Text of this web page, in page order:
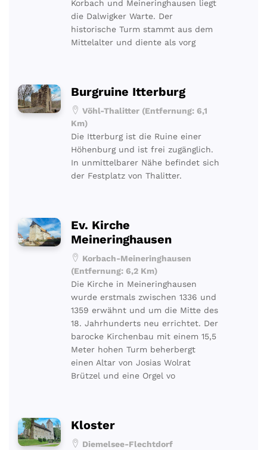
Korbach und Meineringhausen liegt
die Dalwigker Warte. Der
historische Turm stammt aus dem
Mittelalter und diente als vorg
Burgruine Itterburg
Vöhl-Thalitter (Entfernung: 6,1
Km)
Die Itterburg ist die Ruine einer
Höhenburg und ist frei zugänglich.
In unmittelbarer Nähe befindet sich
der Festplatz von Thalitter.
Ev. Kirche
Meineringhausen
Korbach-Meineringhausen
(Entfernung: 6,2 Km)
Die Kirche in Meineringhausen
wurde erstmals zwischen 1336 und
1359 erwähnt und um die Mitte des
18. Jahrhunderts neu errichtet. Der
barocke Kirchenbau mit einem 15,5
Meter hohen Turm beherbergt
einen Altar von Josias Wolrat
Brützel und eine Orgel vo
Kloster
Diemelsee-Flechtdorf